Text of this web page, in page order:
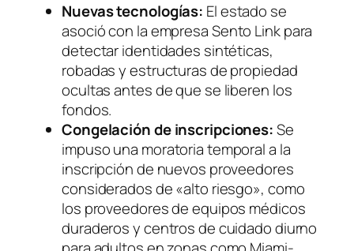
Nuevas tecnologías: El estado se
asoció con la empresaSento Linkpara
detectar identidades sintéticas,
robadas y estructuras de propiedad
ocultas antes de que se liberen los
fondos.
Congelación de inscripciones:Se
impuso una moratoria temporal a la
inscripción de nuevos proveedores
considerados de «alto riesgo», como
los proveedores de equipos médicos
duraderos y centros de cuidado diurno